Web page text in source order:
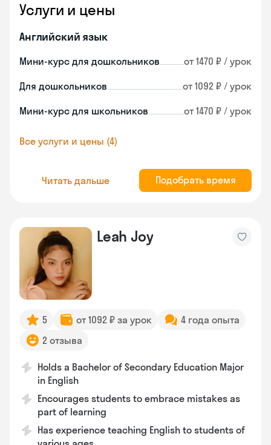
Услуги и цены
Английский язык
Мини-курс для дошкольников от 1470 ₽ / урок
Для дошкольников от 1092 ₽ / урок
Мини-курс для школьников от 1470 ₽ / урок
Все услуги и цены (4)
Читать дальше Подобрать время
Leah Joy
5 от 1092 ₽ за урок
4 года опыта
2 отзыва
Holds a Bachelor of Secondary Education Major
in English
Encourages students to embrace mistakes as
part of learning
Has experience teaching English to students of